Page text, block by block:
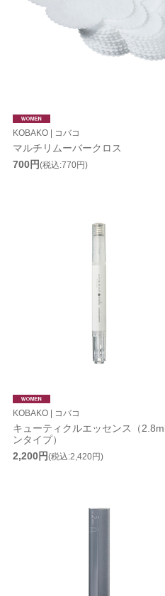
KOBAKO | コバコ
マルチリムーバークロス
700円(税込:770円)
KOBAKO | コバコ
キューティクルエッセンス（
ンタイプ）
2,200円(税込:2,420円)